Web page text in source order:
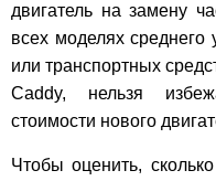
двигатель на замену
всех моделях среднего
или транспортных
Caddy, нельзя
стоимости нового
Чтобы оценить,